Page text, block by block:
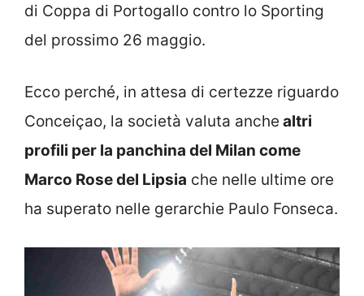
di Coppa di Portogallo contro lo Sporting
del prossimo 26 maggio.
Ecco perché, in attesa di certezze riguardo
Conceiçao, la società valuta anche altri
profili per la panchina del Milan come
Marco Rose del Lipsia che nelle ultime ore
ha superato nelle gerarchie Paulo Fonseca.